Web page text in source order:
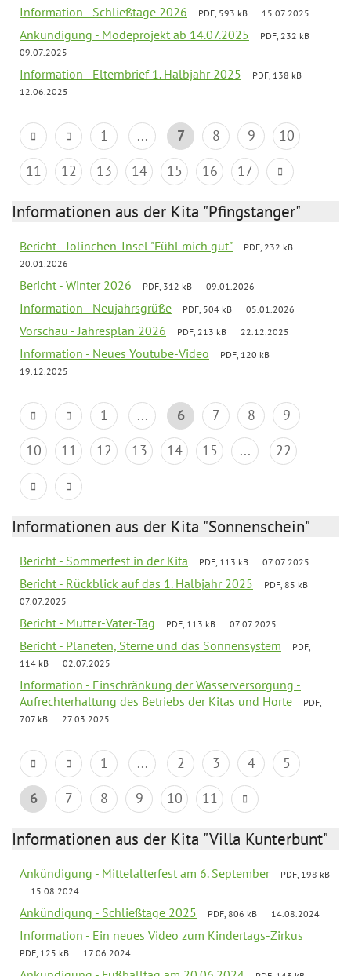
Information - Schließtage 2026 PDF, 593 kB 15.07.2025
Ankündigung - Modeprojekt ab 14.07.2025
PDF, 232 kB
09.07.2025
Information - Elternbrief 1. Halbjahr 2025
PDF, 138 kB
12.06.2025
1 ... 7 8 9
10
11
12 13 14 15 16 17
Informationen aus der Kita "Pfingstanger"
Bericht - Jolinchen-Insel "Fühl mich gut"
PDF, 232 kB
20.01.2026
Bericht - Winter 2026 PDF, 312 kB 09.01.2026
Information - Neujahrsgrüße PDF, 504 kB 05.01.2026
Vorschau - Jahresplan 2026 PDF, 213 kB 22.12.2025
Information - Neues Youtube-Video
PDF, 120 kB
19.12.2025
1 ... 6 7 8
9
10
11 12 13 14 15 ... 22
Informationen aus der Kita "Sonnenschein"
Bericht - Sommerfest in der Kita PDF, 113 kB 07.07.2025
Bericht - Rückblick auf das 1. Halbjahr 2025
PDF, 85 kB
07.07.2025
Bericht - Mutter-Vater-Tag PDF, 113 kB 07.07.2025
Bericht - Planeten, Sterne und das Sonnensystem
PDF,
114 kB
02.07.2025
Information - Einschränkung der Wasserversorgung -
Aufrechterhaltung des Betriebs der Kitas und Horte
PDF,
707 kB
27.03.2025
1 ... 2 3 4
5
6
7 8 9 10 11
Informationen aus der Kita "Villa Kunterbunt"
Ankündigung - Mittelalterfest am 6. September
PDF, 198 kB
15.08.2024
Ankündigung - Schließtage 2025 PDF, 806 kB 14.08.2024
Information - Ein neues Video zum Kindertags-Zirkus
PDF, 125 kB 17.06.2024